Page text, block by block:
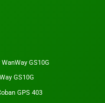
GS10G
GS10G
GPS 403